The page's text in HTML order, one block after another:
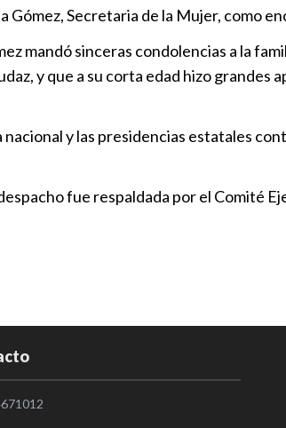
Gómez, Secretaria de la Mujer, como
mandó sinceras condolencias a la
y que a su corta edad hizo grandes
y las presidencias estatales
fue respaldada por el Comité